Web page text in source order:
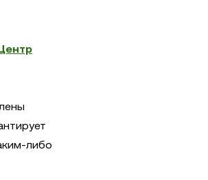
либо